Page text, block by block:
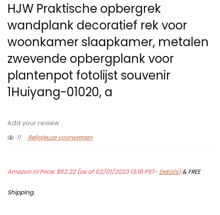
HJW Praktische opbergrek
wandplank decoratief rek voor
woonkamer slaapkamer, metalen
zwevende opbergplank voor
plantenpot fotolijst souvenir
1Huiyang-01020, a
Add your review
11
Religieuze voorwerpen
Amazon.nl Price:$52.22(as of 02/01/2023 13:18 PST- Details)&FREE
Shipping.